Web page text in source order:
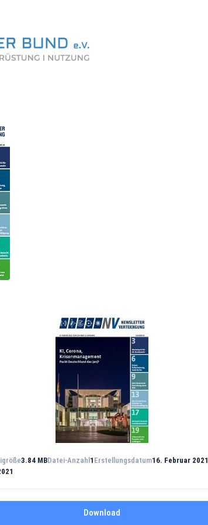
3.84 MBDatei-Anzahl1 Erstellungsdatum16. Februar 2021
Download